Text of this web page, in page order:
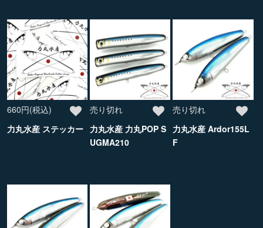
660円(税込)
力丸水産 ステッカー
売り切れ
力丸水産 力丸POP S
UGMA210
売り切れ
力丸水産 Ardor155L
F